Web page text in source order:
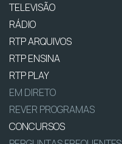
TELEVISÃO
RÁDIO
RTP ARQUIVOS
RTP ENSINA
RTP PLAY
EM DIRETO
REVER PROGRAMAS
CONCURSOS